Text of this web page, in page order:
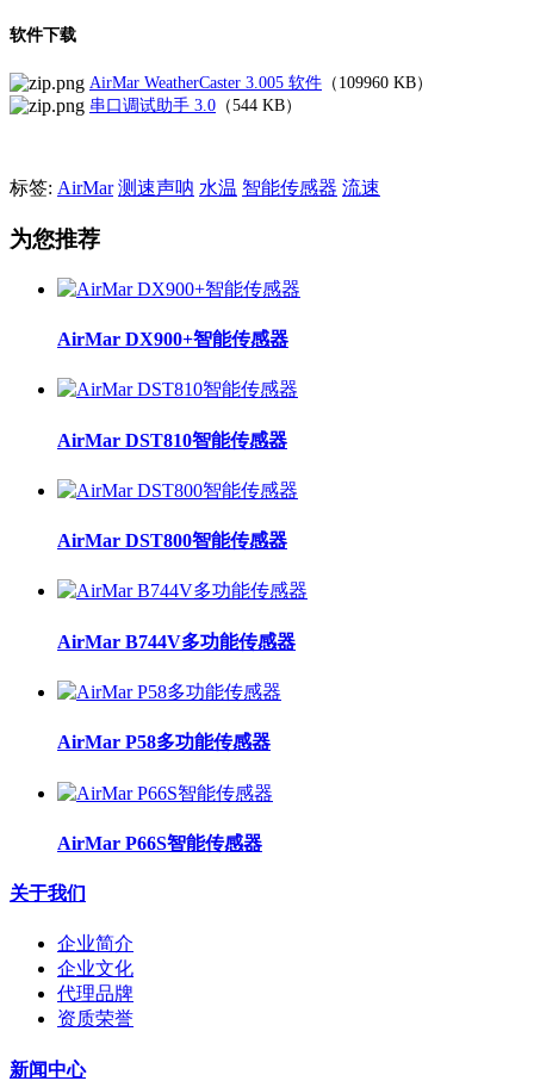
软件下载
AirMar WeatherCaster 3.005 软件 （ 109960 KB）
串口调试助手 3.0 （544 KB）
标签: AirMar 测速声呐 水温 智能传感器 流速
为您推荐
AirMar DX900+智能传感器
AirMar DST810智能传感器
AirMar DST800智能传感器
AirMar B744V多功能传感器
AirMar P58多功能传感器
AirMar P66S智能传感器
关于我们
企业简介
企业文化
代理品牌
资质荣誉
新闻中心